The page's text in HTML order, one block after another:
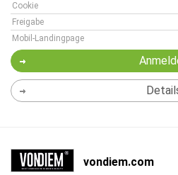
Cookie
Freigabe
Mobil-Landingpage
vondiem.com